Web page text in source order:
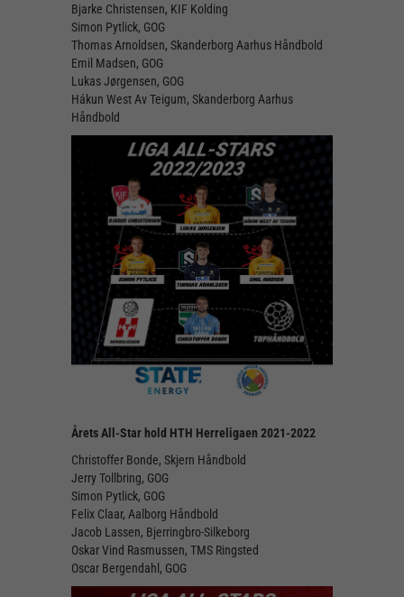
Bjarke Christensen, KIF Kolding
Simon Pytlick, GOG
Thomas Arnoldsen, Skanderborg Aarhus Håndbold
Emil Madsen, GOG
Lukas Jørgensen, GOG
Hákun West Av Teigum, Skanderborg Aarhus
Håndbold
Årets All-Star hold HTH Herreligaen 2021-2022
Christoffer Bonde, Skjern Håndbold
Jerry Tollbring, GOG
Simon Pytlick, GOG
Felix Claar, Aalborg Håndbold
Jacob Lassen, Bjerringbro-Silkeborg
Oskar Vind Rasmussen, TMS Ringsted
Oscar Bergendahl, GOG